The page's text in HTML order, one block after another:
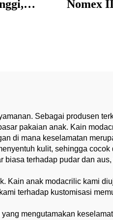
Nomex
Sebagai produsen
pakaian anak. Kain
di mana keselamatan
kulit, sehingga cocok
terhadap pudar dan
Kain anak modacrilic kami
terhadap kustomisasi
mengutamakan